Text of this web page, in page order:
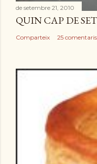
de setembre 21, 2010
QUIN CAP DE
Comparteix 25 comentaris